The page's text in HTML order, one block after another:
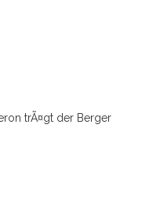
trÃ¤gt der Berger